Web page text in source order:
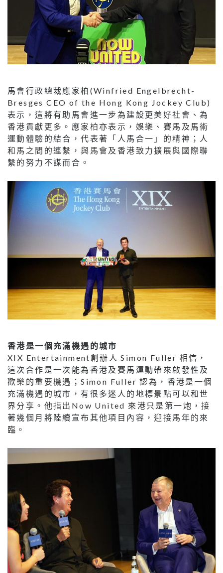
馬會行政總裁應家柏(Winfried Engelbrecht-
Bresges CEO of the Hong Kong Jockey Club)
表示，這將有助馬會進一步為建設更美好社會、為
香港貢獻更多。應家柏亦表示，娛樂、賽馬及馬術
運動體驗的結合，代表著「人馬合一」的精神；人
和馬之間的連繫，與馬會及香港致力擴展與國際聯
繫的努力不謀而合。
香港是一個充滿機遇的城市
XIX Entertainment創辦人 Simon Fuller 相信，
這次合作是一次能為香港及賽馬運動帶來啟發性及
歡樂的重要機遇；Simon Fuller 認為，香港是一個
充滿機遇的城市，有很多迷人的地標景點可以和世
界分享。他指出Now United 來港只是第一炮，接
著幾個月將陸續宣布其他項目內容，迎接馬年的來
臨。